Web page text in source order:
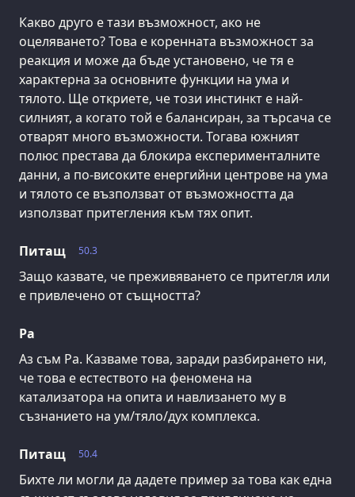
Какво друго е тази възможност, ако не
оцеляването? Това е коренната възможност за
реакция и може да бъде установено, че тя е
характерна за основните функции на ума и
тялото. Ще откриете, че този инстинкт е най-
силният, а когато той е балансиран, за търсача се
отварят много възможности. Тогава южният
полюс престава да блокира експерименталните
данни, а по-високите енергийни центрове на ума
и тялото се възползват от възможността да
използват притегления към тях опит.
50.3
Питащ
Защо казвате, че преживяването се притегля или
е привлечено от същността?
Ра
Аз съм Ра. Казваме това, заради разбирането ни,
че това е естеството на феномена на
катализатора на опита и навлизането му в
съзнанието на ум/тяло/дух комплекса.
50.4
Питащ
Бихте ли могли да дадете пример за това как една